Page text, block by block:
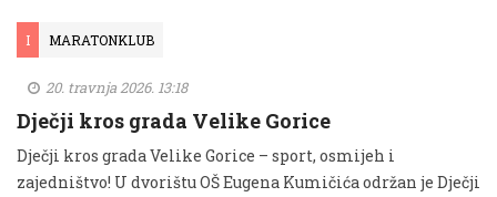
I MARATONKLUB
20. travnja 2026. 13:18
Dječji kros grada Velike Gorice
Dječji kros grada Velike Gorice – sport, osmijeh i
zajedništvo! U dvorištu OŠ Eugena Kumičića održan je Dječji